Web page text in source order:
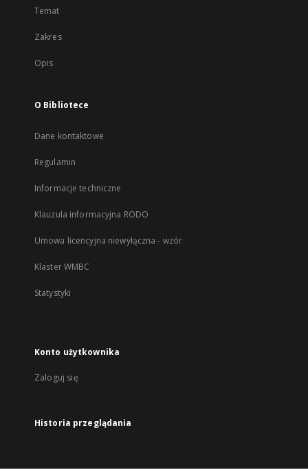
Temat
Zakres
Opis
O Bibliotece
Dane kontaktowe
Regulamin
Informacje techniczne
Klauzula informacyjna RODO
Umowa licencyjna niewyłączna - wzór
Klaster WMBC
Statystyki
Konto użytkownika
Zaloguj się
Historia przeglądania